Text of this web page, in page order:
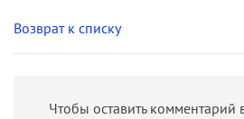
Возврат к списку
Чтобы оставить комментарий